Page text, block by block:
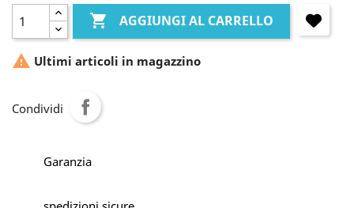
 AGGIUNGI AL CARRELLO
 Ultimi articoli in magazzino
Condividi
Garanzia